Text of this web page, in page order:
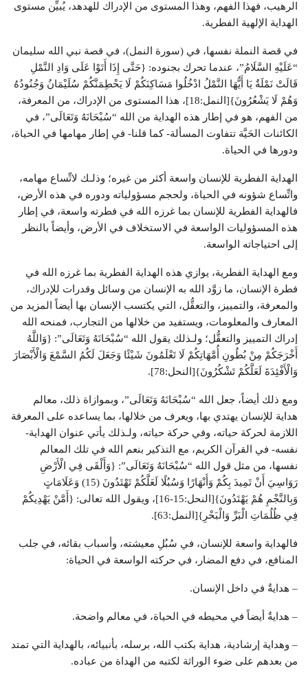
الرهيب، فهذا الفهم، وهذا المستوى من الإدراك للهدهد، يُبيِّن مستوى
الهداية الإلهية الفطرية.
في قصة النملة نفسها، في (سورة النمل)، في قصة نبي الله سليمان
“عَلَيْهِ السَّلَامُ”، عندما تحرك بجنوده: {حَتَّى إِذَا أَتَوْا عَلَى وَادِ النَّمْلِ
قَالَتْ نَمْلَةٌ يَا أَيُّهَا النَّمْلُ ادْخُلُوا مَسَاكِنَكُمْ لَا يَحْطِمَنَّكُمْ سُلَيْمَانُ وَجُنُودُهُ
وَهُمْ لَا يَشْعُرُونَ}[النمل:18]، هذا المستوى من الإدراك، من المعرفة،
من الفهم، هو في إطار هذه الهداية من الله “سُبْحَانَهُ وَتَعَالَى”، في
الكائنات الحَيَّة تتفاوت المسألة- كما قلنا- في إطار مهامها في الحياة،
ودورها في الحياة.
الهداية الفطرية للإنسان واسعة أكثر من غيره؛ وذلـك لاتِّساع مهامه،
واتِّساع شؤونه في الحياة، ولحجم مسؤولياته ودوره في هذه الأرض،
فالهداية الفطرية للإنسان بما غرزه الله في فطرته واسعة، في إطار
هذه المسؤوليات الواسعة في الاستخلاف في الأرض، وأيضاً بالنظر
إلى احتياجاته الواسعة.
ومع الهداية الفطرية، يوازي هذه الهداية الفطرية بما غرزه الله في
فطرة الإنسان، ما زوَّد الله به الإنسان من وسائل وقدرات للإدراك،
والمعرفة، والتمييز، والتعقُّل، التي يكتسب الإنسان بها أيضاً المزيد من
المعارف والمعلومات، ويستفيد من خلالها من التجارب، فمنحه الله
إدراك التمييز والتعقُّل؛ ولـذلك يقول الله “سُبْحَانَهُ وَتَعَالَى”: {وَاللَّهُ
أَخْرَجَكُمْ مِنْ بُطُونِ أُمَّهَاتِكُمْ لَا تَعْلَمُونَ شَيْئًا وَجَعَلَ لَكُمُ السَّمْعَ وَالْأَبْصَارَ
وَالْأَفْئِدَةَ لَعَلَّكُمْ تَشْكُرُونَ}[النحل:78].
ومع ذلك أيضاً، جعل الله “سُبْحَانَهُ وَتَعَالَى”، وبموازاة ذلك، معالم
هداية للإنسان يهتدي بها، ويعرف من خلالها، بما يساعده على المعرفة
اللازمة لحركة حياته، وفي حركة حياته، ولـذلك يأتي عنوان الهداية-
نفسه- في القرآن الكريم، مع التذكير بنعم الله في تلك المعالم
نفسها، من مثل قول الله “سُبْحَانَهُ وَتَعَالَى”: {وَأَلْقَى فِي الْأَرْضِ
رَوَاسِيَ أَنْ تَمِيدَ بِكُمْ وَأَنْهَارًا وَسُبُلًا لَعَلَّكُمْ تَهْتَدُونَ (15) وَعَلَامَاتٍ
وَبِالنَّجْمِ هُمْ يَهْتَدُونَ}[النحل:15-16]، ويقول الله تعالى: {أَمَّنْ يَهْدِيكُمْ
فِي ظُلُمَاتِ الْبَرِّ وَالْبَحْرِ}[النمل:63].
فالهداية واسعة للإنسان، في سُبُلِ معيشته، وأسباب بقائه، في جلب
المنافع، في دفع المضار، في حركته الواسعة في الحياة:
– هدايةٌ في داخل الإنسان.
– هدايةٌ أيضاً في محيطه في الحياة، في معالم واضحة.
– وهداية إرشادية، هداية بكتب الله، برسله، بأنبيائه، بالهداية التي تمتد
من بعدهم على ضوء الوراثة لكتبه من الهداة من عباده.